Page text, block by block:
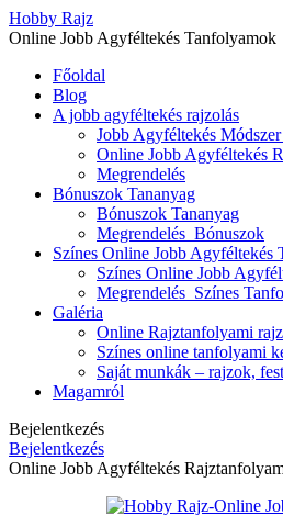
Hobby Rajz
Online Jobb Agyféltekés Tanfolyamok
Főoldal
Blog
A jobb agyféltekés rajzolás
Jobb Agyféltekés
Online Jobb Agyféltekés
Megrendelés
Bónuszok Tananyag
Bónuszok Tananyag
Megrendelés_Bónuszok
Színes Online Jobb Agyféltekés
Színes Online Jobb
Megrendelés_Színes
Galéria
Online Rajztanfolyami
Színes online tanfolyami
Saját munkák – rajzok,
Magamról
Bejelentkezés
Bejelentkezés
Online Jobb Agyféltekés